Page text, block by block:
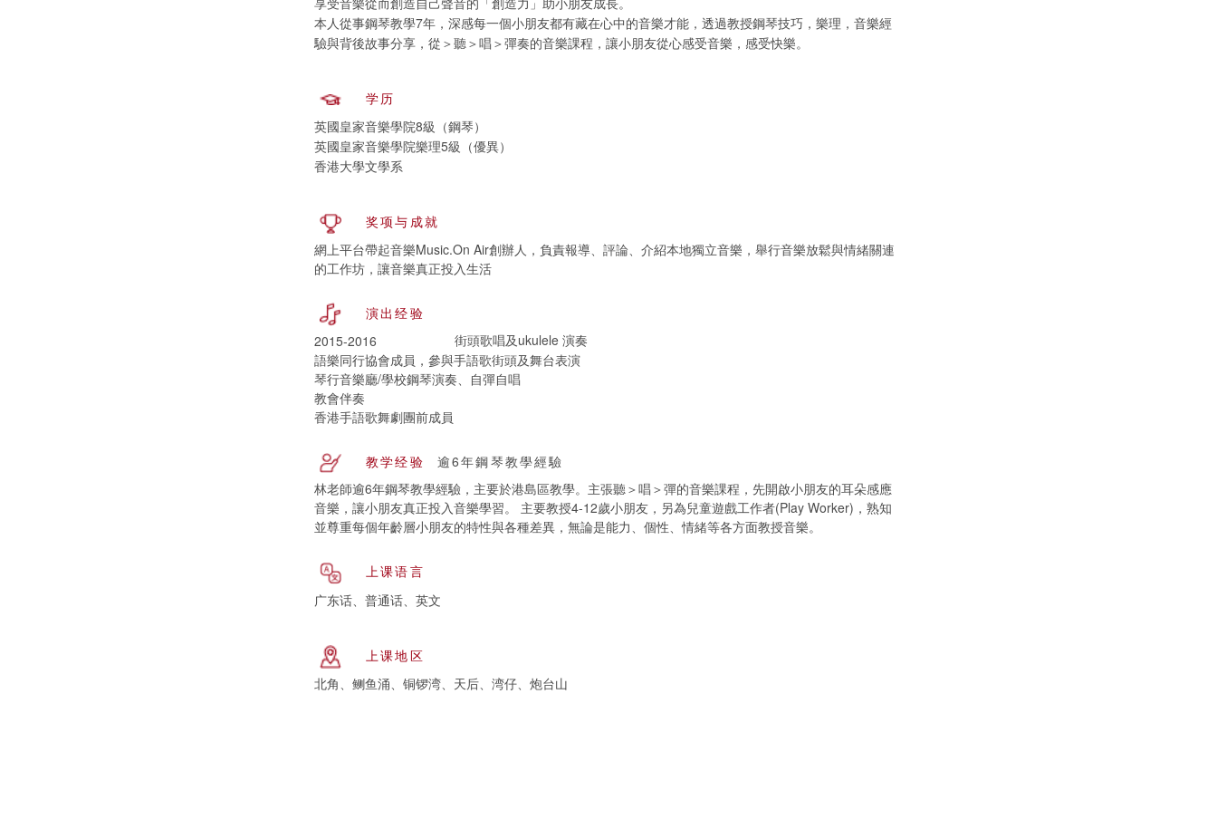
本人從事鋼琴教學7年，深感每一個小朋友都有藏在心中的音樂才能，透過教授鋼琴技巧，樂理，音樂經
驗與背後故事分享，從＞聽＞唱＞彈奏的音樂課程，讓小朋友從心感受音樂，感受快樂。
学历
英國皇家音樂學院8級（鋼琴）
英國皇家音樂學院樂理5級（優異）
香港大學文學系
奖项与成就
網上平台帶起音樂Music.On Air創辦人，負責報導、評論、介紹本地獨立音樂，舉行音樂放鬆與情緒關連
的工作坊，讓音樂真正投入生活
演出经验
2015-2016
街頭歌唱及ukulele 演奏
語樂同行協會成員，參與手語歌街頭及舞台表演
琴行音樂廳/學校鋼琴演奏、自彈自唱
教會伴奏
香港手語歌舞劇團前成員
教学经验
逾6年鋼琴教學經驗
林老師逾6年鋼琴教學經驗，主要於港島區教學。主張聽＞唱＞彈的音樂課程，先開啟小朋友的耳朵感應
音樂，讓小朋友真正投入音樂學習。 主要教授4-12歲小朋友，另為兒童遊戲工作者(Play Worker)，熟知
並尊重每個年齡層小朋友的特性與各種差異，無論是能力、個性、情緒等各方面教授音樂。
上课语言
广东话、普通话、英文
上课地区
北角、鲗鱼涌、铜锣湾、天后、湾仔、炮台山